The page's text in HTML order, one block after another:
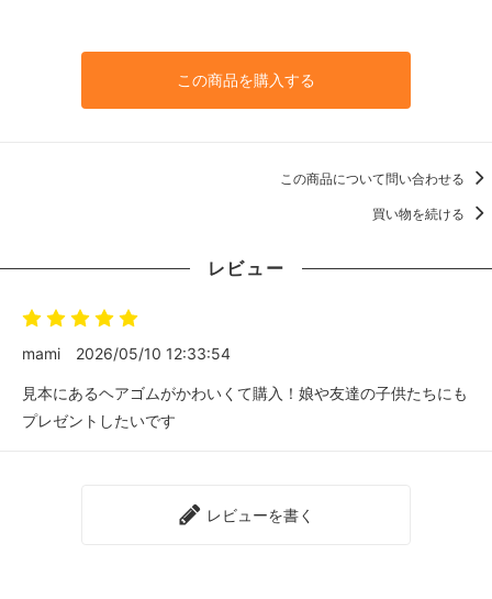
この商品を購入する
この商品について問い合わせる
買い物を続ける
レビュー
mami 2026/05/10 12:33:54
見本にあるヘアゴムがかわいくて購入！娘や友達の子供たちにも
プレゼントしたいです
レビューを書く